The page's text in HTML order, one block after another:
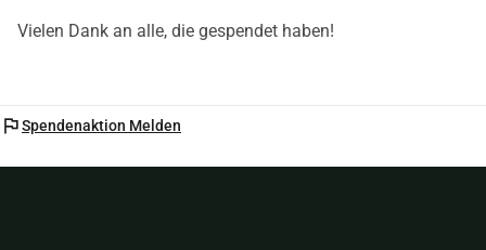
Vielen Dank an alle, die gespendet haben!
flagSpendenaktion Melden